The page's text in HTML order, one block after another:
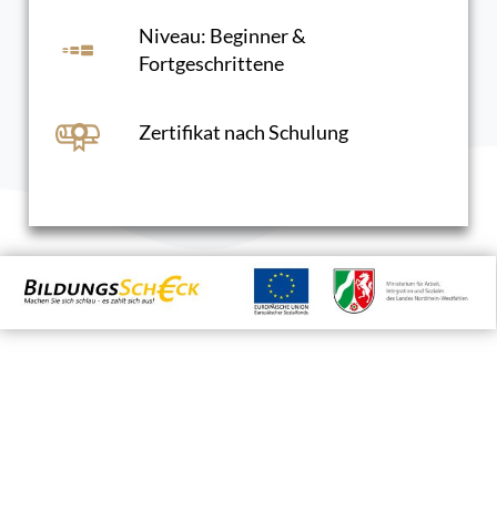
Niveau: Beginner &
Fortgeschrittene
Zertifikat nach Schulung